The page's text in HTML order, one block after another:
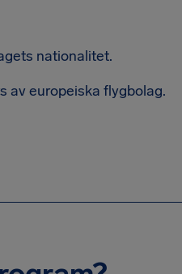
nationalitet.
av europeiska flygbolag.